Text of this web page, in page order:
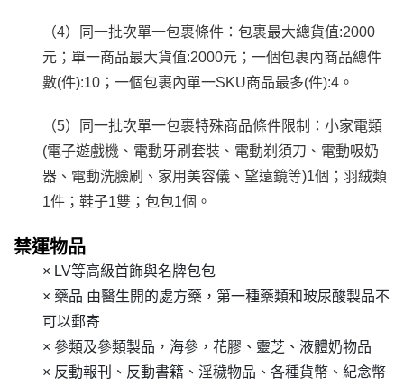
（4）同一批次單一包裹條件：包裹最大總貨值:2000
元；單一商品最大貨值:2000元；一個包裹內商品總件
數(件):10；一個包裹內單一SKU商品最多(件):4。
（5）同一批次單一包裹特殊商品條件限制：小家電類
(電子遊戲機、電動牙刷套裝、電動剃須刀、電動吸奶
器、電動洗臉刷、家用美容儀、望遠鏡等)1個；羽絨類
1件；鞋子1雙；包包1個。
禁運物品
× LV等高級首飾與名牌包包
× 藥品 由醫生開的處方藥，第一種藥類和玻尿酸製品不
可以郵寄
× 參類及參類製品，海參，花膠、靈芝、液體奶物品
× 反動報刊、反動書籍、淫穢物品、各種貨幣、紀念幣